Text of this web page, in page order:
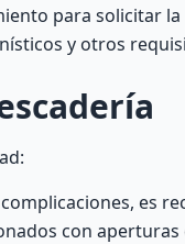
para solicitar la
y otros
es
con aperturas